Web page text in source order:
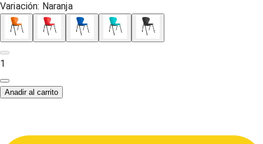
Variación: Naranja
1
Anadir al carrito